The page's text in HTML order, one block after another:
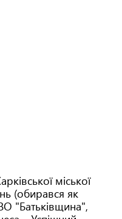
міської
(обирався як
"Батьківщина",